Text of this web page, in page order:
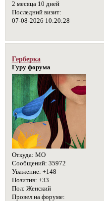
2 месяца 10 дней
Последний визит:
07-08-2026 10:20:28
Герберка
Гуру форума
Откуда: МО
Сообщений: 35972
Уважение: +148
Позитив: +33
Пол: Женский
Провел на форуме: